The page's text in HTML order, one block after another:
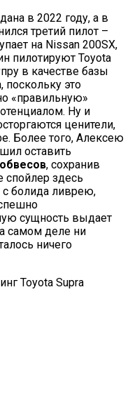
в 2022 году, а в
третий пилот –
на Nissan 200SX,
пилотируют Toyota
в качестве базы
поскольку это
«правильную»
Ну и
ценители,
Более того, Алексею
оставить
, сохранив
здесь
с болида ливрею,
сущность выдает
самом деле ни
ничего